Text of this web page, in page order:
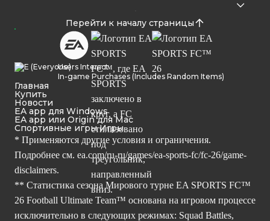
Перейти к началу страницы
Users Interact
In-game Purchases (Includes Random Items)
Главная
Купить
Новости
EA app для Windows
EA app или Origin для Mac
Спортивные игры Игры
* Применяются другие условия и ограничения.
Подробнее см. ea.com/ru-ru/games/ea-sports-fc/fc-26/game-
disclaimers.
** Статистика сезона Мирового турне EA SPORTS FC™
26 Football Ultimate Team™ основана на игровом процессе
исключительно в следующих режимах: Squad Battles,